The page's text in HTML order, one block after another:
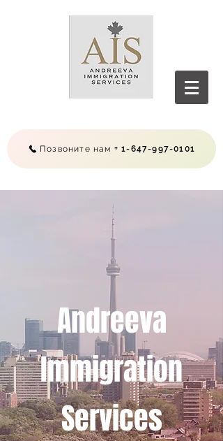
Позвоните нам + 1-647-997-0101
Andreeva
Immigration
Services